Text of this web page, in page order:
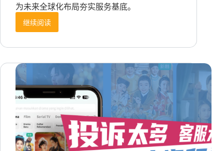
为未来全球化布局夯实服务基底。
继续阅读
抢
亚
Prime
Day：
AI+真
成
跨
境
客